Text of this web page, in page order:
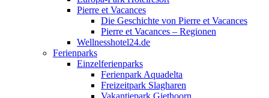
Pierre et Vacances
Die Geschichte von Pierre et Vacances
Pierre et Vacances – Regionen
Wellnesshotel24.de
Ferienparks
Einzelferienparks
Ferienpark Aquadelta
Freizeitpark Slagharen
Vakantiepark Giethoorn